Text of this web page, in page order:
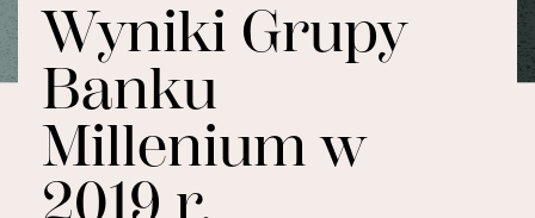
Wyniki Grupy
Banku
Millenium w
2019 r.